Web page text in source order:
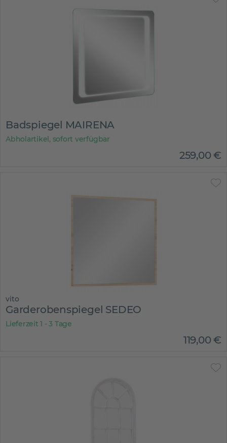
Badspiegel MAIRENA
Abholartikel, sofort verfügbar
259,00€
vito
Garderobenspiegel SEDEO
Lieferzeit 1 - 3 Tage
119,00€